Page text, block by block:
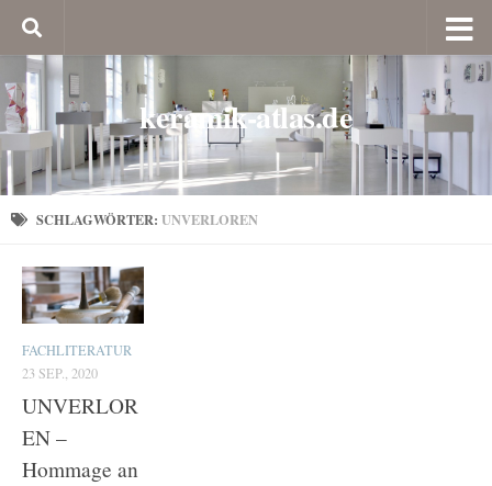
keramik-atlas.de
SCHLAGWÖRTER: UNVERLOREN
FACHLITERATUR
23 SEP., 2020
UNVERLOR
EN –
Hommage an